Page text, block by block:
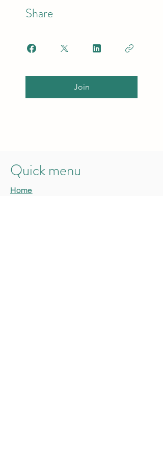
Share
Join
Quick menu
Home